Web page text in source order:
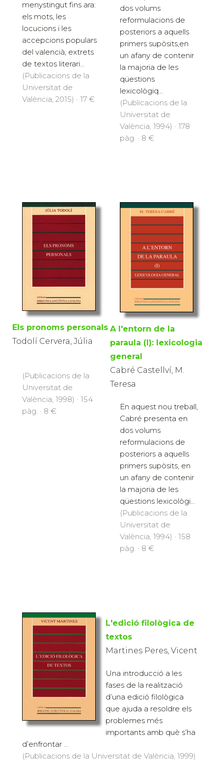
menystingut fins ara:
els mots, les
locucions i les
accepcions populars
del valencià, extrets
de textos literari...
(Publicacions de la
Universitat de
València, 2015) · 17 €
dos volums
reformulacions de
posteriors a aquells
primers supòsits,en
un afany de contenir
la majoria de les
qüestions
lexicològiq...
(Publicacions de la
Universitat de
València, 1994) · 178
pàg. · 8 €
Els pronoms personals
Todolí Cervera, Júlia
(Publicacions de la
Universitat de
València, 1998) · 154
pàg. · 8 €
A l'entorn de la
paraula (I): lexicologia
general
Cabré Castellví, M.
Teresa
En aquest nou treball,
Cabré presenta en
dos volums
reformulacions de
posteriors a aquells
primers supòsits, en
un afany de contenir
la majoria de les
qüestions lexicològi...
(Publicacions de la
Universitat de
València, 1994) · 158
pàg. · 8 €
L'edició filològica de
textos
Martines Peres, Vicent
Una introducció a les
fases de la realització
d’una edició filològica
que ajuda a resoldre els
problemes més
importants amb què s’ha
d’enfrontar ...
(Publicacions de la Universitat de València, 1999)